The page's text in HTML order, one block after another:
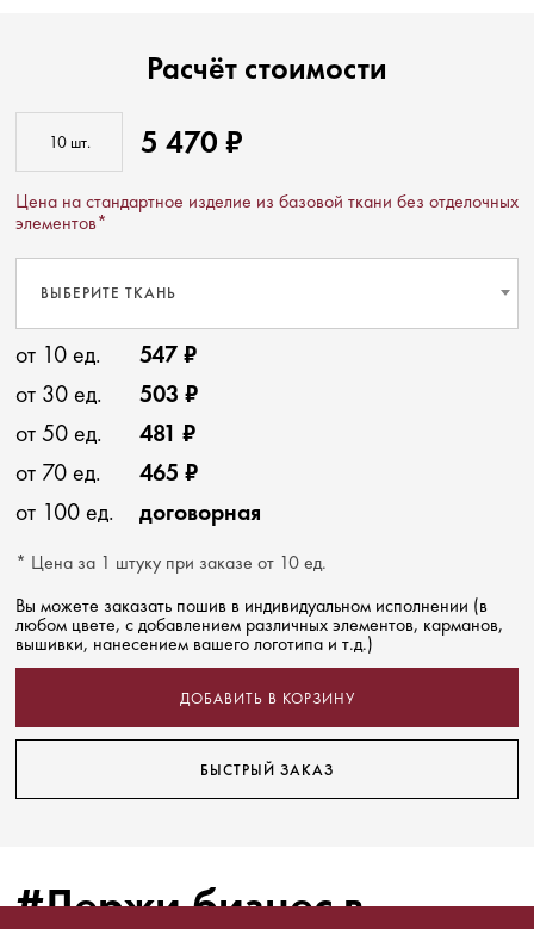
Расчёт стоимости
5 470 ₽
Цена на стандартное изделие из базовой ткани без отделочных
элементов*
ВЫБЕРИТЕ ТКАНЬ
от 10 ед.
547 ₽
от 30 ед.
503 ₽
от 50 ед.
481 ₽
от 70 ед.
465 ₽
от 100 ед.
договорная
* Цена за 1 штуку при заказе от 10 ед.
Вы можете заказать пошив в индивидуальном исполнении (в
любом цвете, с добавлением различных элементов, карманов,
вышивки, нанесением вашего логотипа и т.д.)
ДОБАВИТЬ В КОРЗИНУ
БЫСТРЫЙ ЗАКАЗ
#Держи бизнес в